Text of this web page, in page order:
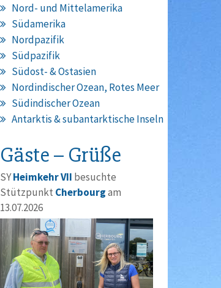
Nord- und Mittelamerika
Südamerika
Nordpazifik
Südpazifik
Südost- & Ostasien
Nordindischer Ozean, Rotes Meer
Südindischer Ozean
Antarktis & subantarktische Inseln
Gäste – Grüße
SYHeimkehr VII besuchte
Stützpunkt Cherbourgam
13.07.2026